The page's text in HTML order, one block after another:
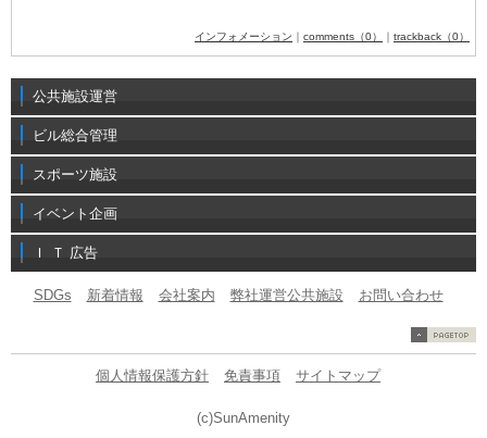
インフォメーション ｜ comments（0） ｜ trackback（0）
公共施設運営
ビル総合管理
スポーツ施設
イベント企画
Ｉ Ｔ 広告
SDGs 新着情報 会社案内 弊社運営公共施設 お問い合わせ
個人情報保護方針 免責事項 サイトマップ
(c)SunAmenity